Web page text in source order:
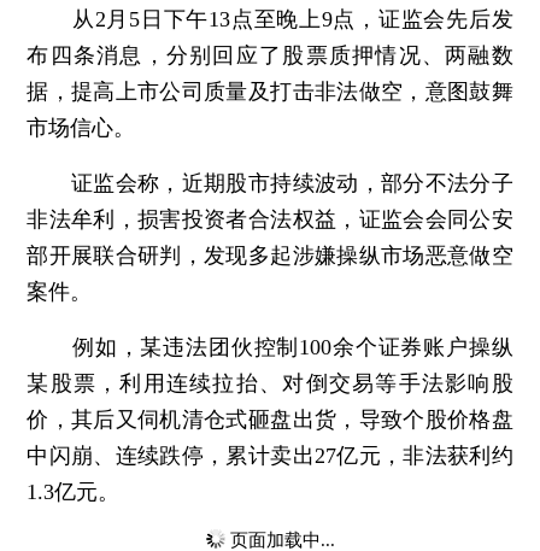
从2月5日下午13点至晚上9点，证监会先后发
布四条消息，分别回应了股票质押情况、两融数
据，提高上市公司质量及打击非法做空，意图鼓舞
市场信心。
证监会称，近期股市持续波动，部分不法分子
非法牟利，损害投资者合法权益，证监会会同公安
部开展联合研判，发现多起涉嫌操纵市场恶意做空
案件。
例如，某违法团伙控制100余个证券账户操纵
某股票，利用连续拉抬、对倒交易等手法影响股
价，其后又伺机清仓式砸盘出货，导致个股价格盘
中闪崩、连续跌停，累计卖出27亿元，非法获利约
1.3亿元。
页面加载中...